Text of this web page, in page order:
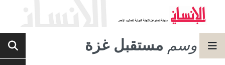
وسم مستقبل غزة